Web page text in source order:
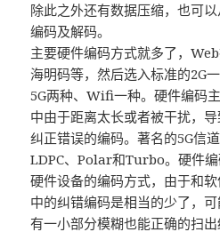
除此之外还有数据压缩，也可
编码及解码。
主要硬件编码方式就多了，
海明码等，然后选入标准的2G
5G两种、Wifi一种。硬件编码
中由于距离太长或者被干扰，导
纠正错误的编码。著名的5G信
LDPC、Polar和Turbo。硬件
硬件设备的编码方式，由于和
中的纠错编码是相当的少了，
有一小部分模糊也能正确的扫出